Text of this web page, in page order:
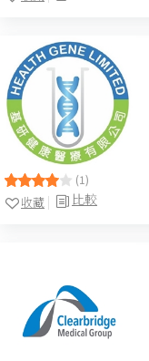
(1)
比較
收藏